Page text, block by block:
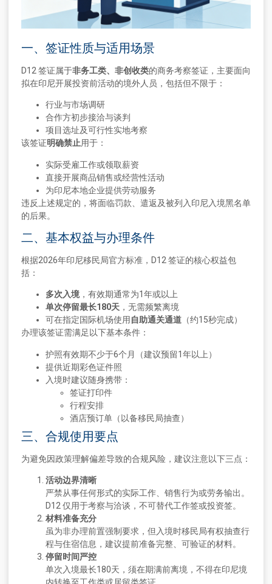
一、签证性质与适用场景
D12 签证属于非务工类、非创收类的商务考察签证，主要面向
拟在印尼开展投资前活动的境外人员，包括但不限于：
行业与市场调研
合作方初步接洽与谈判
项目选址及可行性实地考察
该签证明确禁止用于：
实际受雇工作或领取薪资
直接开展商品销售或经营性活动
为印尼本地企业提供劳动服务
违反上述规定的，将面临罚款、遣返及被列入印尼入境黑名单
的后果。
二、基本权益与办理条件
根据2026年印尼移民局官方标准，D12 签证的核心权益包
括：
多次入境 ，有效期通常为1年或以上
单次停留最长180天 ，无需频繁离境
可在指定国际机场使用 自助通关通道 （约15秒完成）
办理该签证需满足以下基本条件：
护照有效期不少于6个月（建议预留1年以上）
提供近期彩色证件照
入境时建议随身携带：
签证打印件
行程安排
酒店预订单（以备移民局抽查）
三、合规使用要点
为避免因政策理解偏差导致的合规风险，建议注意以下三点：
活动边界清晰
严禁从事任何形式的实际工作、销售行为或劳务输出。
D12 仅用于考察与洽谈，不可替代工作签或投资签。
材料准备充分
虽为非办理前置强制要求，但入境时移民局有权抽查行
程与住宿信息，建议提前准备完整、可验证的材料。
停留时间严控
单次入境最长180天，须在期满前离境，不得在印尼境